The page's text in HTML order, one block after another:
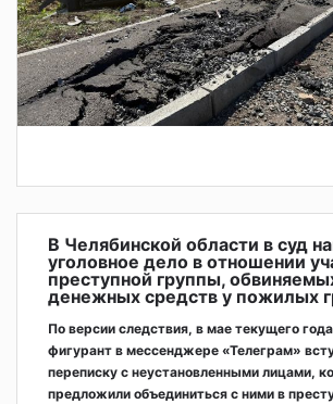
В Челябинской области в суд
уголовное дело в отношении
преступной группы,
денежных средств у пожилых
По версии следствия, в мае текущего
фигурант в мессенджере «Телеграм»
переписку с неустановленными лицами,
предложили объединиться с ними в